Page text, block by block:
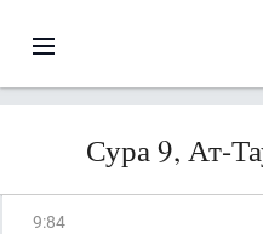
Сура 9, Ат-
9:84